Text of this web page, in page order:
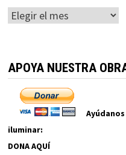
Archivos
APOYA NUESTRA
iluminar:
DONA AQUÍ